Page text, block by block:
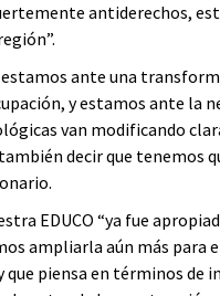
antiderechos,
estamos ante una
y estamos ante la
van modificando
también decir que
EDUCO “ya fue
ampliarla aún más para
que piensa en términos de